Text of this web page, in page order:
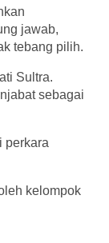
jawab,
tebang pilih.
Sultra.
sebagai
perkara
kelompok